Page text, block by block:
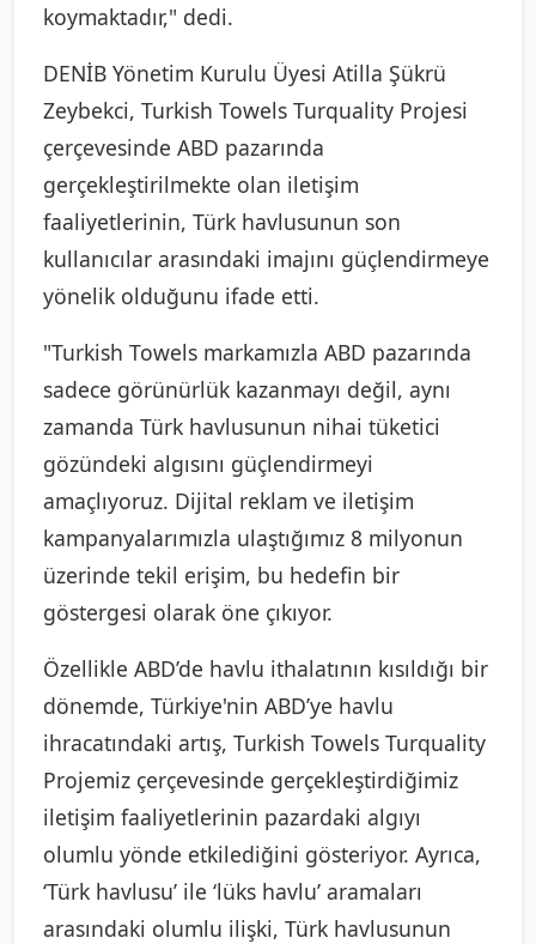
koymaktadır," dedi.
DENİB Yönetim Kurulu Üyesi Atilla Şükrü
Zeybekci, Turkish Towels Turquality Projesi
çerçevesinde ABD pazarında
gerçekleştirilmekte olan iletişim
faaliyetlerinin, Türk havlusunun son
kullanıcılar arasındaki imajını güçlendirmeye
yönelik olduğunu ifade etti.
"Turkish Towels markamızla ABD pazarında
sadece görünürlük kazanmayı değil, aynı
zamanda Türk havlusunun nihai tüketici
gözündeki algısını güçlendirmeyi
amaçlıyoruz. Dijital reklam ve iletişim
kampanyalarımızla ulaştığımız 8 milyonun
üzerinde tekil erişim, bu hedefin bir
göstergesi olarak öne çıkıyor.
Özellikle ABD’de havlu ithalatının kısıldığı bir
dönemde, Türkiye'nin ABD’ye havlu
ihracatındaki artış, Turkish Towels Turquality
Projemiz çerçevesinde gerçekleştirdiğimiz
iletişim faaliyetlerinin pazardaki algıyı
olumlu yönde etkilediğini gösteriyor. Ayrıca,
‘Türk havlusu’ ile ‘lüks havlu’ aramaları
arasındaki olumlu ilişki, Türk havlusunun